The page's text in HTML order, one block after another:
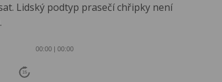
Lidský podtyp prasečí chřipky není
00:00 | 00:00
15